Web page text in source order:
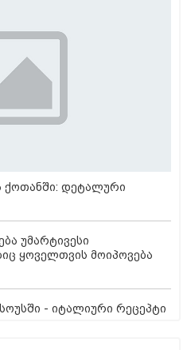
ქოთანში: დეტალური
უმარტივესი
ყოველთვის მოიპოვება
- იტალიური რეცეპტი